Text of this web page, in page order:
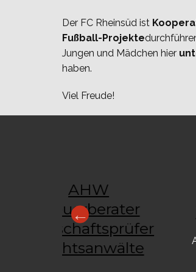
Der FC Rheinsüd ist
Fußball-Projekte
Jungen und Mädchen hier
haben.
Viel Freude!
AHW
Steuerberater
Wirtschaftsprüfer
Rechtsanwälte